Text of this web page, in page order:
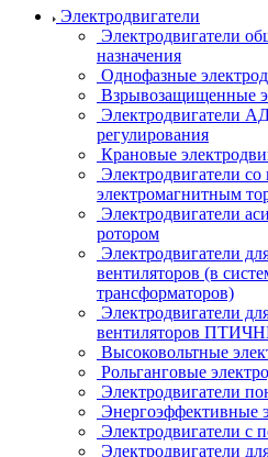
Электродвигатели
Электродвигатели
назначения
Однофазные
Взрывозащищенные
Электродвигатели
регулирования
Крановые
Электродвигатели
электромагнитным
Электродвигатели
ротором
Электродвигатели
вентиляторов (в
трансформаторов)
Электродвигатели
вентиляторов
Высоковольтные
Рольганговые
Электродвигатели
Энергоэффективные
Электродвигатели
Электродвигатели